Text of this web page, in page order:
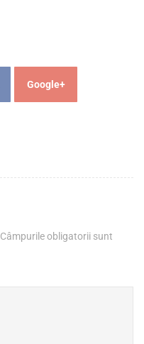
Google+
Câmpurile obligatorii sunt